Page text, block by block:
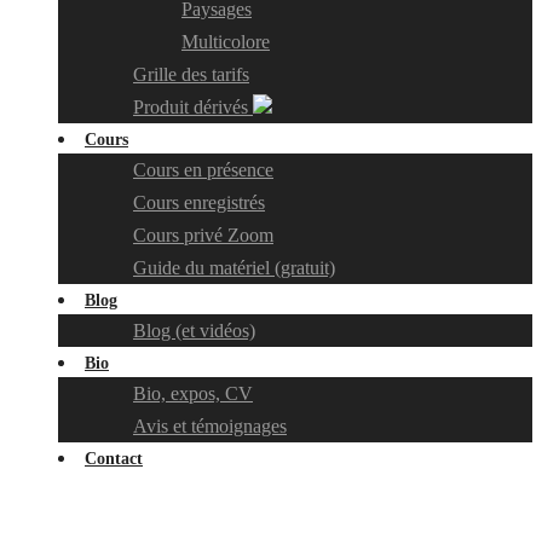
Paysages
Multicolore
Grille des tarifs
Produit dérivés
Cours
Cours en présence
Cours enregistrés
Cours privé Zoom
Guide du matériel (gratuit)
Blog
Blog (et vidéos)
Bio
Bio, expos, CV
Avis et témoignages
Contact